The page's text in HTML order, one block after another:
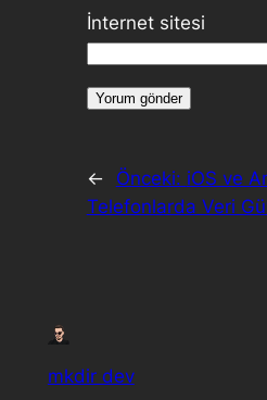
İnternet sitesi
← Önceki: iOS ve
Telefonlarda Veri
mkdir dev